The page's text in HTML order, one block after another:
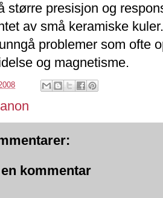
større presisjon og
av små keramiske
problemer som ofte
og magnetisme.
kommentar